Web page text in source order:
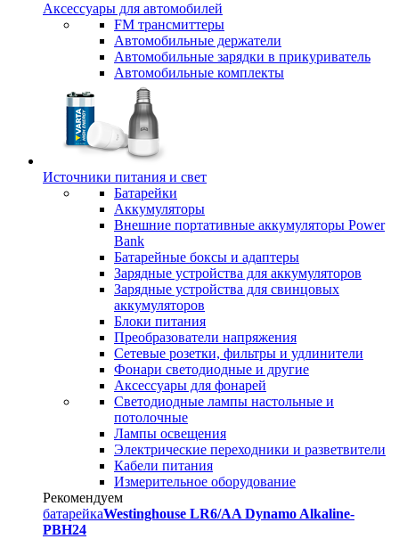
Аксессуары для автомобилей
FM трансмиттеры
Автомобильные держатели
Автомобильные зарядки в прикуриватель
Автомобильные комплекты
Источники питания и свет
Батарейки
Аккумуляторы
Внешние портативные аккумуляторы Power
Bank
Батарейные боксы и адаптеры
Зарядные устройства для аккумуляторов
Зарядные устройства для свинцовых
аккумуляторов
Блоки питания
Преобразователи напряжения
Сетевые розетки, фильтры и удлинители
Фонари светодиодные и другие
Аксессуары для фонарей
Светодиодные лампы настольные и
потолочные
Лампы освещения
Электрические переходники и разветвители
Кабели питания
Измерительное оборудование
Рекомендуем
батарейкаWestinghouse LR6/AA Dynamo Alkaline-
PBH24